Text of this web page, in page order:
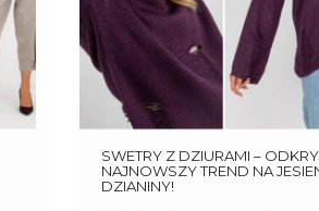
SWETRY Z DZIURAMI –
NAJNOWSZY TREND NA
DZIANINY!